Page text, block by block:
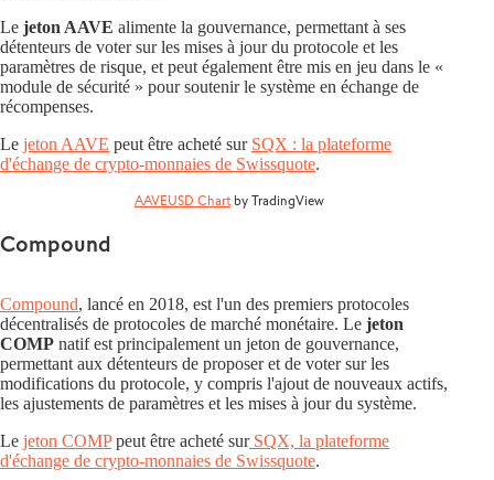
Le jeton AAVE alimente la gouvernance, permettant à ses
détenteurs de voter sur les mises à jour du protocole et les
paramètres de risque, et peut également être mis en jeu dans le «
module de sécurité » pour soutenir le système en échange de
récompenses.
Le jeton AAVE peut être acheté sur SQX : la plateforme
d'échange de crypto-monnaies de Swissquote.
AAVEUSD Chart by TradingView
Compound
Compound, lancé en 2018, est l'un des premiers protocoles
décentralisés de protocoles de marché monétaire. Le jeton
COMP natif est principalement un jeton de gouvernance,
permettant aux détenteurs de proposer et de voter sur les
modifications du protocole, y compris l'ajout de nouveaux actifs,
les ajustements de paramètres et les mises à jour du système.
Le jeton COMPpeut être acheté surSQX, la plateforme
d'échange de crypto-monnaies de Swissquote.